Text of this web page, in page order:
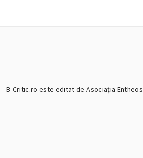
B-Critic.ro este editat de Asociația Entheos